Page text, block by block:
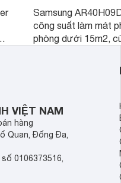
Samsung
công suất làm mát
phòng dưới 15m2,
phòng ngủ, phòng
VIỆT NAM
hàng
Quan, Đống Đa,
0106373516,